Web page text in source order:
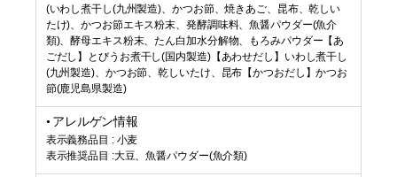
(いわし煮干し(九州製造)、かつお節、焼きあご、昆布、乾しい
たけ)、かつお節エキス粉末、発酵調味料、魚醤パウダー(魚介
類)、酵母エキス粉末、たん白加水分解物、もろみパウダー【あ
ごだし】とびうお煮干し(国内製造)【あわせだし】いわし煮干し
(九州製造)、かつお節、乾しいたけ、昆布【かつおだし】かつお
節(鹿児島県製造)
アレルゲン情報
表示義務品目 : 小麦
表示推奨品目 :大豆、魚醤パウダー(魚介類)